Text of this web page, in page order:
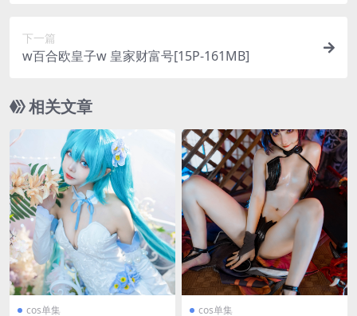
下一篇
w百合欧皇子w 皇家财富号[15P-161MB]
相关文章
cos单集 cos单集